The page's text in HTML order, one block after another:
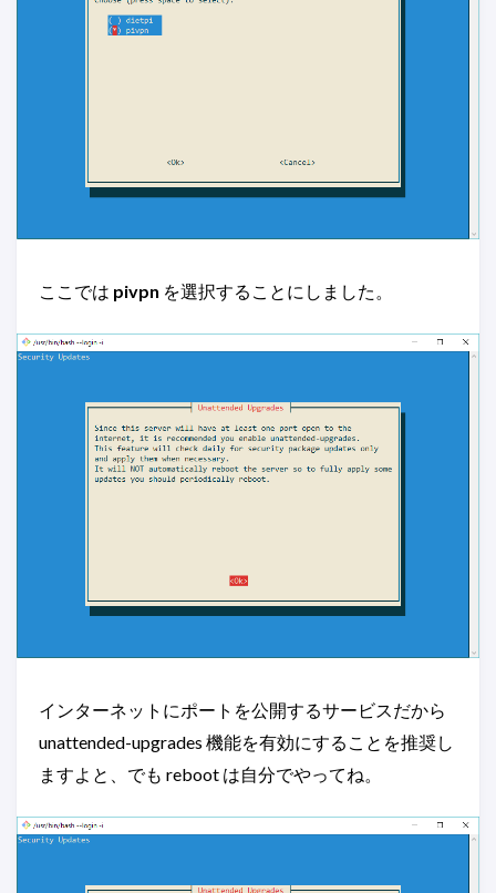
ここでは pivpn を選択することにしました。
インターネットにポートを公開するサービスだから
unattended-upgrades 機能を有効にすることを推奨し
ますよと、でも reboot は自分でやってね。